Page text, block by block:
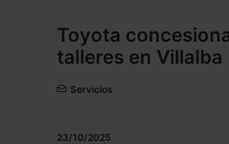
Toyota
talleres en Villalba
Servicios
23/10/2025